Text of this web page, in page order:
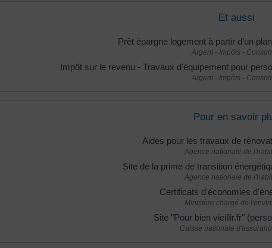
Et aussi
Prêt épargne logement à partir d'un
Argent - Impôts -
Impôt sur le revenu - Travaux d'équipement pour
Argent - Impôts -
Pour en savoir
Aides pour les travaux de
Agence nationale de
Site de la prime de transition
Agence nationale de
Certificats d'économies
Ministère chargé de
Site "Pour bien vieillir.fr"
Caisse nationale